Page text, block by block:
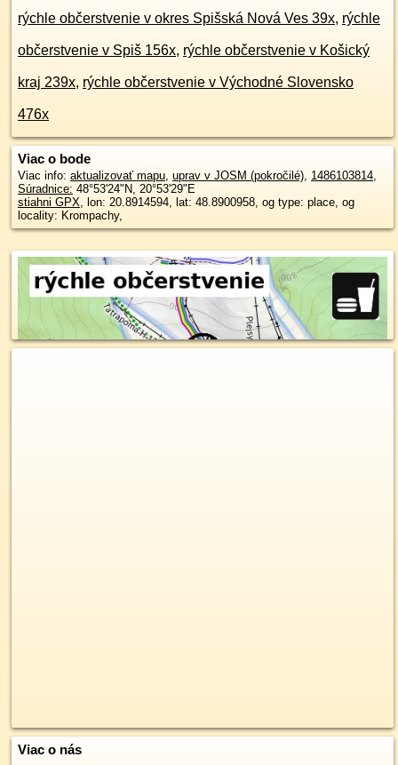
rýchle občerstvenie v okres Spišská Nová Ves 39x, rýchle
občerstvenie v Spiš 156x, rýchle občerstvenie v Košický
kraj 239x, rýchle občerstvenie v Východné Slovensko
476x
Viac o bode
Viac info: aktualizovať mapu, uprav v JOSM (pokročilé), 1486103814,
Súradnice: 48°53'24"N, 20°53'29"E
stiahni GPX, lon: 20.8914594, lat: 48.8900958, og type: place, og
locality: Krompachy,
Viac o nás